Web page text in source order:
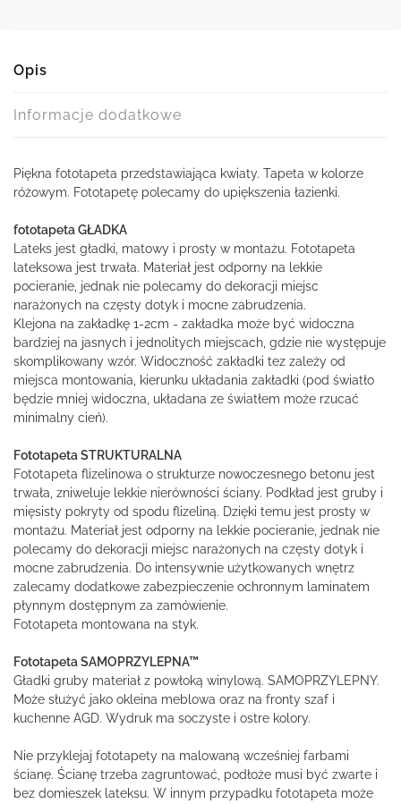
Opis
Informacje dodatkowe
Piękna fototapeta przedstawiająca kwiaty. Tapeta w kolorze
różowym. Fototapetę polecamy do upiększenia łazienki.
fototapeta GŁADKA
Lateks jest gładki, matowy i prosty w montażu. Fototapeta
lateksowa jest trwała. Materiał jest odporny na lekkie
pocieranie, jednak nie polecamy do dekoracji miejsc
narażonych na częsty dotyk i mocne zabrudzenia.
Klejona na zakładkę 1-2cm - zakładka może być widoczna
bardziej na jasnych i jednolitych miejscach, gdzie nie występuje
skomplikowany wzór. Widoczność zakładki tez zależy od
miejsca montowania, kierunku układania zakładki (pod światło
będzie mniej widoczna, układana ze światłem może rzucać
minimalny cień).
Fototapeta STRUKTURALNA
Fototapeta flizelinowa o strukturze nowoczesnego betonu jest
trwała, zniweluje lekkie nierówności ściany. Podkład jest gruby i
mięsisty pokryty od spodu flizeliną. Dzięki temu jest prosty w
montażu. Materiał jest odporny na lekkie pocieranie, jednak nie
polecamy do dekoracji miejsc narażonych na częsty dotyk i
mocne zabrudzenia. Do intensywnie użytkowanych wnętrz
zalecamy dodatkowe zabezpieczenie ochronnym laminatem
płynnym dostępnym za zamówienie.
Fototapeta montowana na styk.
Fototapeta SAMOPRZYLEPNA™
Gładki gruby materiał z powłoką winylową. SAMOPRZYLEPNY.
Może służyć jako okleina meblowa oraz na fronty szaf i
kuchenne AGD. Wydruk ma soczyste i ostre kolory.
Nie przyklejaj fototapety na malowaną wcześniej farbami
ścianę. Ścianę trzeba zagruntować, podłoże musi być zwarte i
bez domieszek lateksu. W innym przypadku fototapeta może